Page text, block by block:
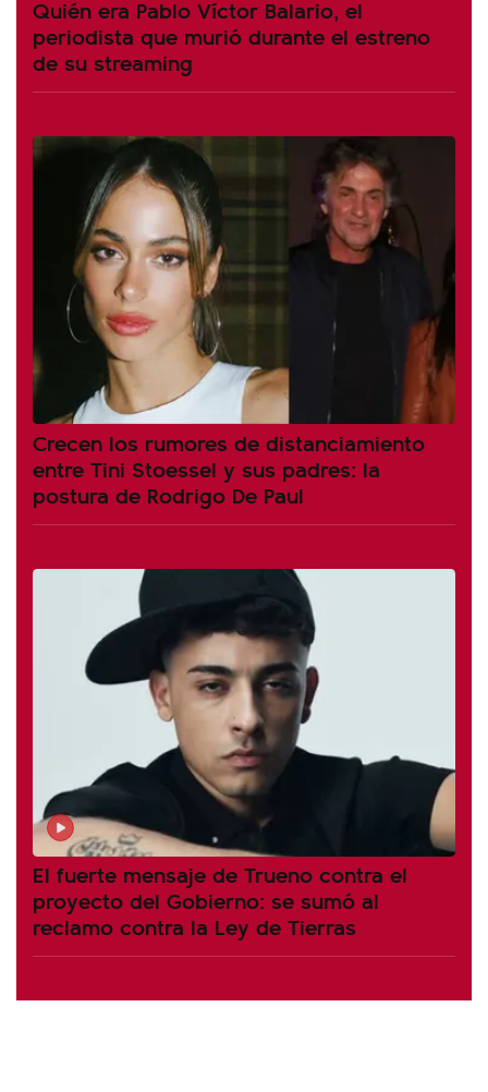
Quién era Pablo Víctor Balario, el
periodista que murió durante el estreno
de su streaming
Crecen los rumores de distanciamiento
entre Tini Stoessel y sus padres: la
postura de Rodrigo De Paul
El fuerte mensaje de Trueno contra el
proyecto del Gobierno: se sumó al
reclamo contra la Ley de Tierras